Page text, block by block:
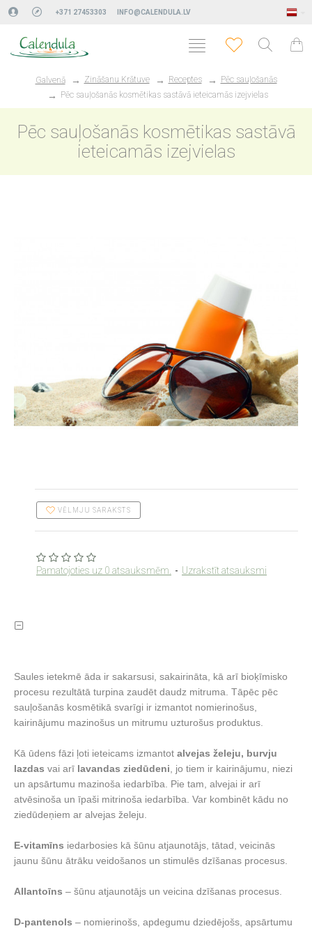
+371 27453303 INFO@CALENDULA.LV
Galvenā Zināšanu Krātuve Receptes
Pēc sauļošanās
Pēc sauļošanās kosmētikas sastāvā ieteicamās izejvielas
Pēc sauļošanās kosmētikas sastāvā
ieteicamās izejvielas
Pamatojoties uz 0 atsauksmēm. - Uzrakstīt atsauksmi
VĒLMJU SARAKSTS
Saules ietekmē āda ir sakarsusi, sakairināta, kā arī bioķīmisko
procesu rezultātā turpina zaudēt daudz mitruma. Tāpēc pēc
sauļošanās kosmētikā svarīgi ir izmantot nomierinošus,
kairinājumu mazinošus un mitrumu uzturošus produktus.
Kā ūdens fāzi ļoti ieteicams izmantot alvejas želeju, burvju
lazdas vai arī lavandas ziedūdeni , jo tiem ir kairinājumu, niezi
un apsārtumu mazinoša iedarbība. Pie tam, alvejai ir arī
atvēsinoša un īpaši mitrinoša iedarbība. Var kombinēt kādu no
ziedūdeņiem ar alvejas želeju.
E-vitamīns iedarbosies kā šūnu atjaunotājs, tātad, veicinās
jaunu šūnu ātrāku veidošanos un stimulēs dzīšanas procesus.
Allantoīns – šūnu atjaunotājs un veicina dzīšanas procesus.
D-pantenols – nomierinošs, apdegumu dziedējošs, apsārtumu